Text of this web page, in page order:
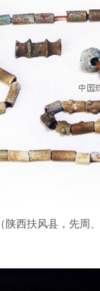
（陕西扶风县，先周